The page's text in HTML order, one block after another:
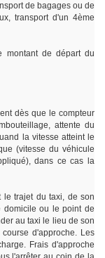
de bagages ou de
transport d'un 4ème
montant de départ du
dès que le compteur
attente du
la vitesse atteint le
(vitesse du véhicule
dans ce cas la
le trajet du taxi, de son
domicile ou le point de
au taxi le lieu de son
d'approche. Les
Frais d'approche